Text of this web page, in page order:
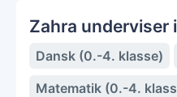
Zahra underviser
Dansk (0.-4. klasse)
Matematik (0.-4.